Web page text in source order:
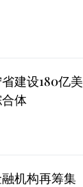
建设180亿美
体
机构再筹集